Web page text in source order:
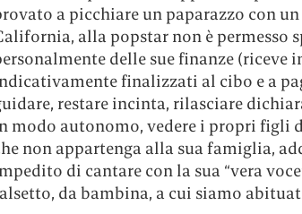
a picchiare un paparazzo con
alla popstar non è permesso
delle sue finanze (riceve
finalizzati al cibo e a
restare incinta, rilasciare
modo autonomo, vedere i propri figli
non appartenga alla sua famiglia,
di cantare con la sua “vera
da bambina, a cui siamo